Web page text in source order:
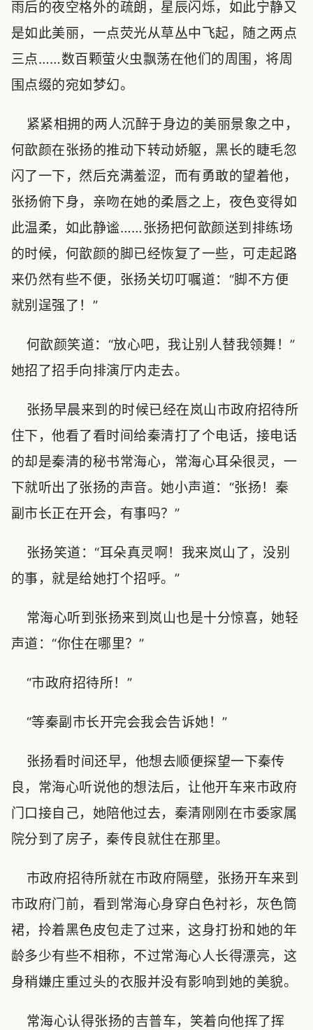
雨后的夜空格外的疏朗，星辰闪烁，如此宁静又
是如此美丽，一点荧光从草丛中飞起，随之两点
三点……数百颗萤火虫飘荡在他们的周围，将周
围点缀的宛如梦幻。
紧紧相拥的两人沉醉于身边的美丽景象之中，
何歆颜在张扬的推动下转动娇躯，黑长的睫毛忽
闪了一下，然后充满羞涩，而有勇敢的望着他，
张扬俯下身，亲吻在她的柔唇之上，夜色变得如
此温柔，如此静谧……张扬把何歆颜送到排练场
的时候，何歆颜的脚已经恢复了一些，可走起路
来仍然有些不便，张扬关切叮嘱道：“脚不方便
就别逞强了！”
何歆颜笑道：“放心吧，我让别人替我领舞！”
她招了招手向排演厅内走去。
张扬早晨来到的时候已经在岚山市政府招待所
住下，他看了看时间给秦清打了个电话，接电话
的却是秦清的秘书常海心，常海心耳朵很灵，一
下就听出了张扬的声音。她小声道：“张扬！秦
副市长正在开会，有事吗？”
张扬笑道：“耳朵真灵啊！我来岚山了，没别
的事，就是给她打个招呼。”
常海心听到张扬来到岚山也是十分惊喜，她轻
声道：“你住在哪里？”
“市政府招待所！”
“等秦副市长开完会我会告诉她！”
张扬看时间还早，他想去顺便探望一下秦传
良，常海心听说他的想法后，让他开车来市政府
门口接自己，她陪他过去，秦清刚刚在市委家属
院分到了房子，秦传良就住在那里。
市政府招待所就在市政府隔壁，张扬开车来到
市政府门前，看到常海心身穿白色衬衫，灰色筒
裙，拎着黑色皮包走了过来，这身打扮和她的年
龄多少有些不相称，不过常海心人长得漂亮，这
身稍嫌庄重过头的衣服并没有影响到她的美貌。
常海心认得张扬的吉普车，笑着向他挥了挥